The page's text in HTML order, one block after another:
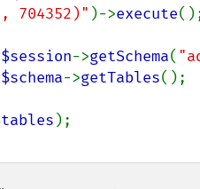
)->execute
$session->getSchema(
$schema->getTables();